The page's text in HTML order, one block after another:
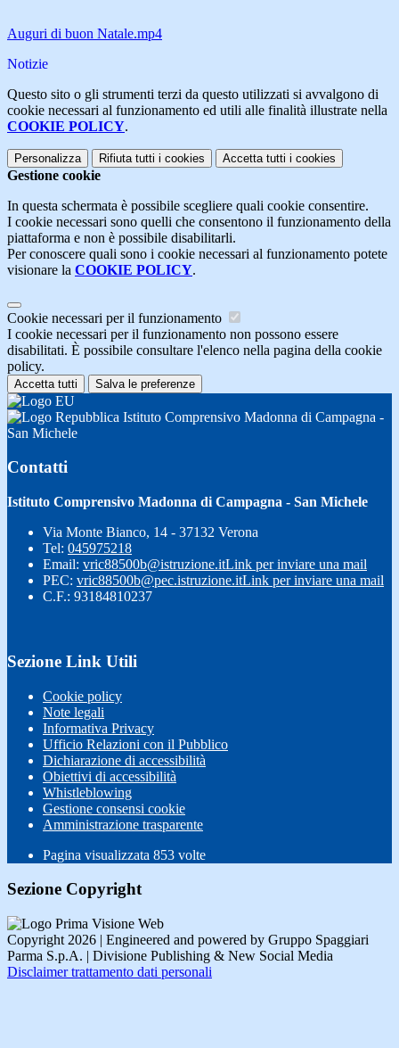
Auguri di buon Natale.mp4
Notizie
Questo sito o gli strumenti terzi da questo utilizzati si avvalgono di
cookie necessari al funzionamento ed utili alle finalità illustrate nella
COOKIE POLICY.
Personalizza Rifiuta tutti i cookies Accetta tutti i cookies
Gestione cookie
In questa schermata è possibile scegliere quali cookie consentire.
I cookie necessari sono quelli che consentono il funzionamento della
piattaforma e non è possibile disabilitarli.
Per conoscere quali sono i cookie necessari al funzionamento potete
visionare la COOKIE POLICY.
Cookie necessari per il funzionamento
I cookie necessari per il funzionamento non possono essere
disabilitati. È possibile consultare l'elenco nella pagina della cookie
policy.
Accetta tutti Salva le preferenze
Istituto Comprensivo Madonna di Campagna -
San Michele
Contatti
Istituto Comprensivo Madonna di Campagna - San Michele
Via Monte Bianco, 14 - 37132 Verona
Tel: 045975218
Email: vric88500b@istruzione.itLink per inviare una mail
PEC: vric88500b@pec.istruzione.itLink per inviare una mail
C.F.: 93184810237
Sezione Link Utili
Cookie policy
Note legali
Informativa Privacy
Ufficio Relazioni con il Pubblico
Dichiarazione di accessibilità
Obiettivi di accessibilità
Whistleblowing
Gestione consensi cookie
Amministrazione trasparente
Pagina visualizzata 853 volte
Sezione Copyright
Copyright 2026 | Engineered and powered by Gruppo Spaggiari
Parma S.p.A. | Divisione Publishing & New Social Media
Disclaimer trattamento dati personali